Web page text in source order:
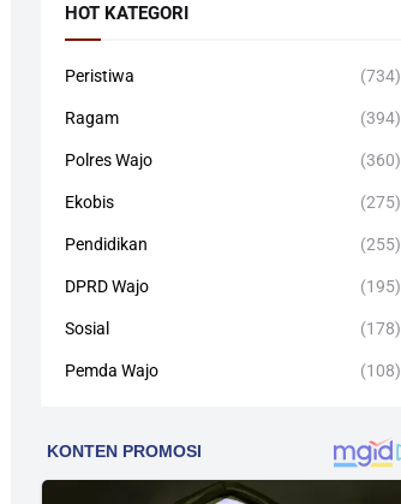
HOT KATEGORI
Peristiwa (734)
Ragam (394)
Polres Wajo (360)
Ekobis (275)
Pendidikan (255)
DPRD Wajo (195)
Sosial (178)
Pemda Wajo (108)